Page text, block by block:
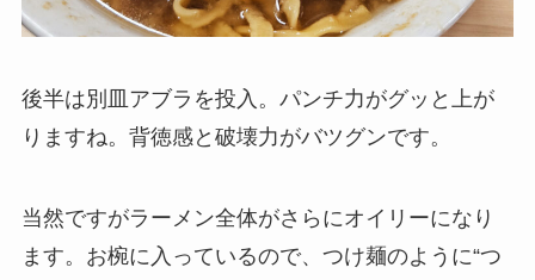
後半は別皿アブラを投入。パンチ力がグッと上が
りますね。背徳感と破壊力がバツグンです。
当然ですがラーメン全体がさらにオイリーになり
ます。お椀に入っているので、つけ麺のように“つ